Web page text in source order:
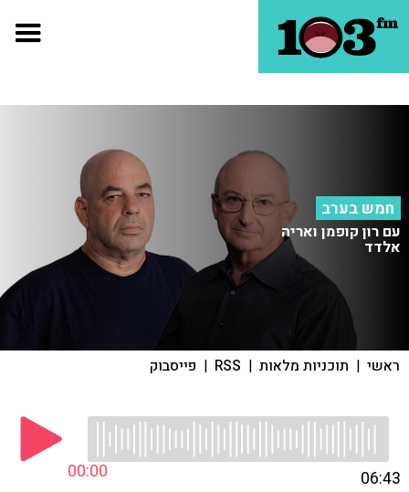
חמש בערב
עם רון קופמן ואריה
אלדד
ראשי | תוכניות מלאות |
RSS
| פייסבוק
00:00 06:43